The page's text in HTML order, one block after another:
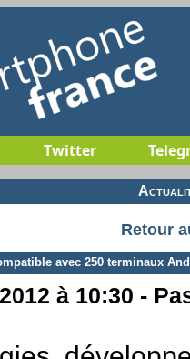
Twitter
Retour
avec 250 terminaux
à 10:30 -